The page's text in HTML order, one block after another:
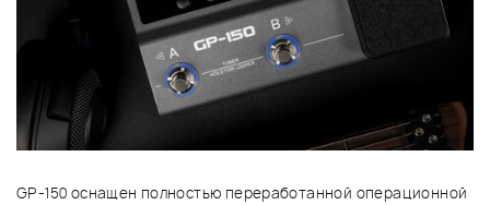
GP-150 оснащен полностью переработанной операционной